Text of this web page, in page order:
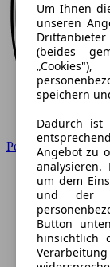
Peugeot
Um Ihnen
unseren
(beides
speichern
Dadurch ist
Angebot zu
um dem
und der
Button
hinsichtlich